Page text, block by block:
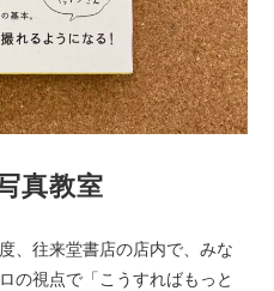
真教室
、往来堂書店の店内で、みな
の視点で「こうすればもっと